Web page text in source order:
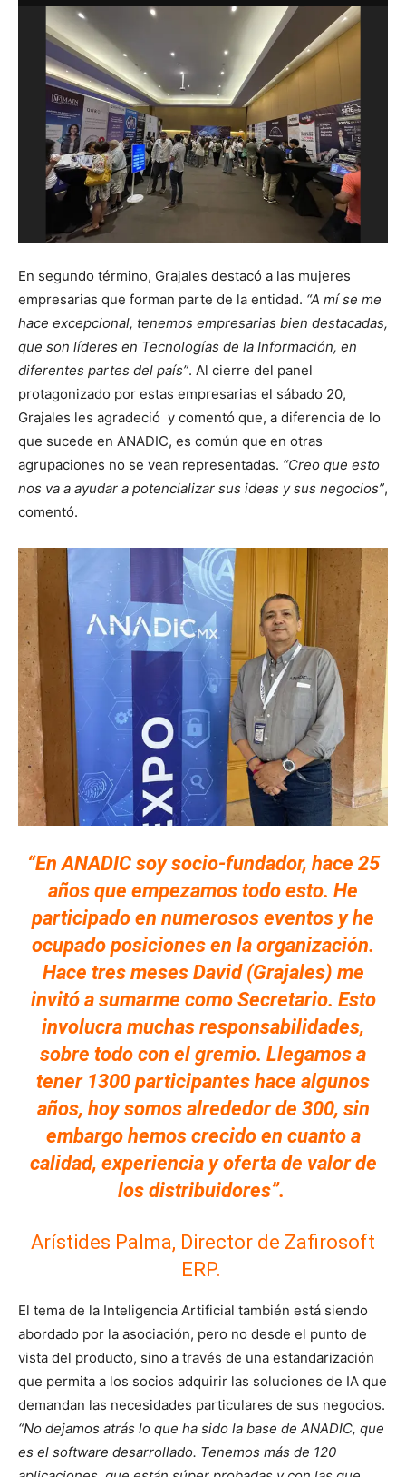
En segundo término, Grajales destacó a las mujeres
empresarias que forman parte de la entidad. “A mí se me
hace excepcional, tenemos empresarias bien destacadas,
que son líderes en Tecnologías de la Información, en
diferentes partes del país”. Al cierre del panel
protagonizado por estas empresarias el sábado 20,
Grajales les agradeció y comentó que, a diferencia de lo
que sucede en ANADIC, es común que en otras
agrupaciones no se vean representadas. “Creo que esto
nos va a ayudar a potencializar sus ideas y sus negocios”,
comentó.
“En ANADIC soy socio-fundador, hace 25
años que empezamos todo esto. He
participado en numerosos eventos y he
ocupado posiciones en la organización.
Hace tres meses David (Grajales) me
invitó a sumarme como Secretario. Esto
involucra muchas responsabilidades,
sobre todo con el gremio. Llegamos a
tener 1300 participantes hace algunos
años, hoy somos alrededor de 300, sin
embargo hemos crecido en cuanto a
calidad, experiencia y oferta de valor de
los distribuidores”.
Arístides Palma, Director de Zafirosoft
ERP.
El tema de la Inteligencia Artificial también está siendo
abordado por la asociación, pero no desde el punto de
vista del producto, sino a través de una estandarización
que permita a los socios adquirir las soluciones de IA que
demandan las necesidades particulares de sus negocios.
“No dejamos atrás lo que ha sido la base de ANADIC, que
es el software desarrollado. Tenemos más de 120